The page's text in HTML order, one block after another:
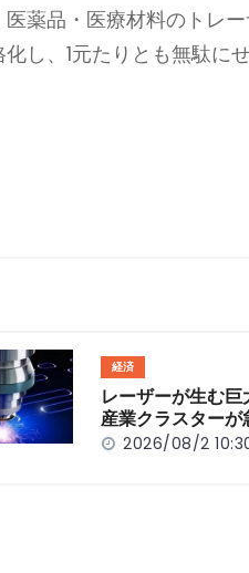
薬品・医療材料のトレー
し、1元たりとも無駄に
経済
レーザーが生む
産業クラスターが
2026/08/2